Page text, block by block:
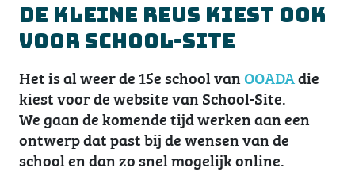
De Kleine Reus kiest ook
voor School-Site
Het is al weer de 15e school vanOOADAdie
kiest voor de website van School-Site.
We gaan de komende tijd werken aan een
ontwerp dat past bij de wensen van de
school en dan zo snel mogelijk online.